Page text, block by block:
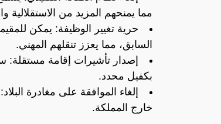
مما يمنحهم المزيد من الاستقلالية
حرية تغيير الوظيفة: يمكن
السابق، مما يعزز تنقلهم المهني.
إصدار تأشيرات إقامة مستقلة:
بكفيل محدد.
إلغاء الموافقة على مغادرة
خارج المملكة.